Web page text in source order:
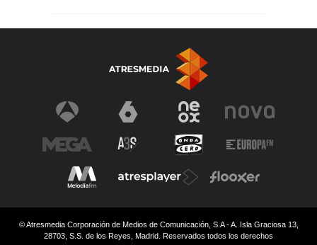
© Atresmedia Corporación de Medios de Comunicación, S.A - A. Isla Graciosa 13,
28703, S.S. de los Reyes, Madrid. Reservados todos los derechos